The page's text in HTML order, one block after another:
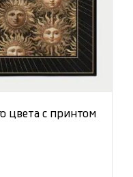
цвета с принтом